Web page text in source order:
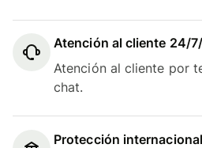
Atención al cliente 24/
Atención al cliente por
chat.
Protección internacional